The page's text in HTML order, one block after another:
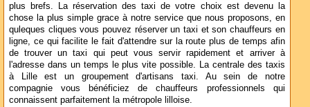
plus brefs. La réservation des taxi de votre choix est devenu la
chose la plus simple grace à notre service que nous proposons, en
quleques cliques vous pouvez réserver un taxi et son chauffeurs en
ligne, ce qui facilite le fait d'attendre sur la route plus de temps afin
de trouver un taxi qui peut vous servir rapidement et arriver à
l'adresse dans un temps le plus vite possible. La centrale des taxis
à Lille est un groupement d'artisans taxi. Au sein de notre
compagnie vous bénéficiez de chauffeurs professionnels qui
connaissent parfaitement la métropole lilloise.